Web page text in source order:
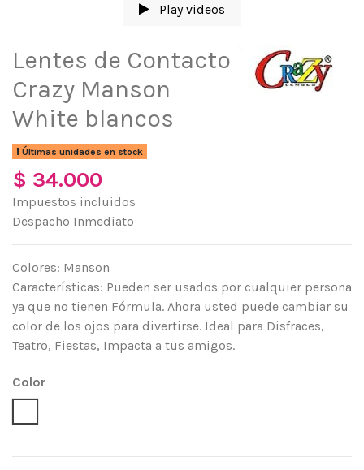
Play videos
Lentes de Contacto
Crazy Manson
White blancos
Últimas unidades en stock
$ 34.000
Impuestos incluidos
Despacho Inmediato
Colores: Manson
Características: Pueden ser usados por cualquier persona
ya que no tienen Fórmula. Ahora usted puede cambiar su
color de los ojos para divertirse. Ideal para Disfraces,
Teatro, Fiestas, Impacta a tus amigos.
Color